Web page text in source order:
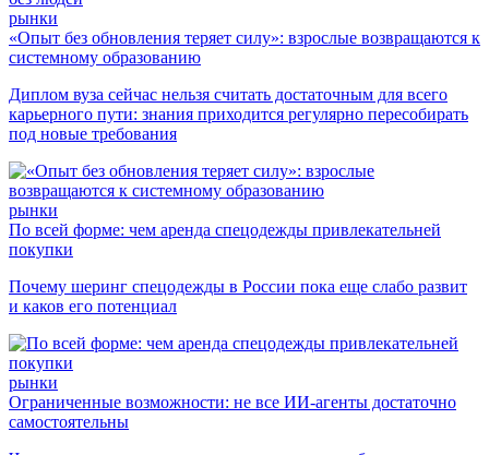
рынки
«Опыт без обновления теряет силу»: взрослые возвращаются к
системному образованию
Диплом вуза сейчас нельзя считать достаточным для всего
карьерного пути: знания приходится регулярно пересобирать
под новые требования
рынки
По всей форме: чем аренда спецодежды привлекательней
покупки
Почему шеринг спецодежды в России пока еще слабо развит
и каков его потенциал
рынки
Ограниченные возможности: не все ИИ-агенты достаточно
самостоятельны